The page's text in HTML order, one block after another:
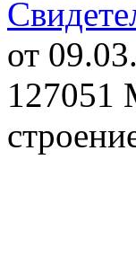
от
127051